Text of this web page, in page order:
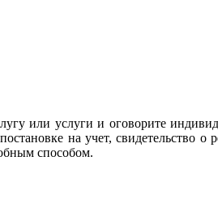
или услуги и оговорите
на учет, свидетельство о
способом.